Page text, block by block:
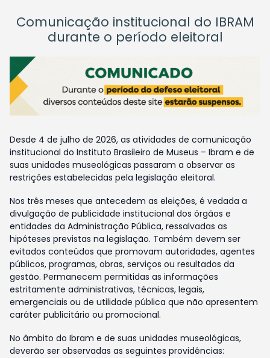
Comunicação institucional do IBRAM
durante o período eleitoral
Desde 4 de julho de 2026, as atividades de comunicação
institucional do Instituto Brasileiro de Museus – Ibram e de
suas unidades museológicas passaram a observar as
restrições estabelecidas pela legislação eleitoral.
Nos três meses que antecedem as eleições, é vedada a
divulgação de publicidade institucional dos órgãos e
entidades da Administração Pública, ressalvadas as
hipóteses previstas na legislação. Também devem ser
evitados conteúdos que promovam autoridades, agentes
públicos, programas, obras, serviços ou resultados da
gestão. Permanecem permitidas as informações
estritamente administrativas, técnicas, legais,
emergenciais ou de utilidade pública que não apresentem
caráter publicitário ou promocional.
No âmbito do Ibram e de suas unidades museológicas,
deverão ser observadas as seguintes providências: